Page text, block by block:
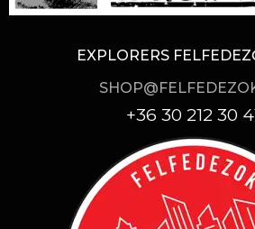
EXPLORERS
+36 30 212 30